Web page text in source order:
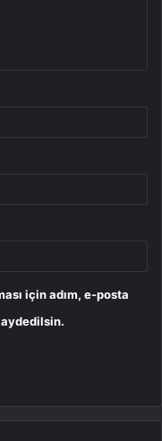
için adım, e-posta